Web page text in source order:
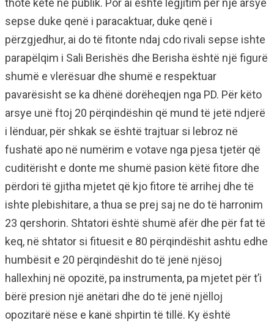
thotë këtë në publik. Por ai është legjitim për një arsye
sepse duke qenë i paracaktuar, duke qenë i
përzgjedhur, ai do të fitonte ndaj cdo rivali sepse ishte
parapëlqim i Sali Berishës dhe Berisha është një figurë
shumë e vlerësuar dhe shumë e respektuar
pavarësisht se ka dhënë dorëheqjen nga PD. Për këto
arsye unë ftoj 20 përqindëshin që mund të jetë ndjerë
i lënduar, për shkak se është trajtuar si lebroz në
fushatë apo në numërim e votave nga pjesa tjetër që
cuditërisht e donte me shumë pasion këtë fitore dhe
përdori të gjitha mjetet që kjo fitore të arrihej dhe të
ishte plebishitare, a thua se prej saj ne do të harronim
23 qershorin. Shtatori është shumë afër dhe për fat të
keq, në shtator si fituesit e 80 përqindëshit ashtu edhe
humbësit e 20 përqindëshit do të jenë njësoj
hallexhinj në opozitë, pa instrumenta, pa mjetet për t’i
bërë presion një anëtari dhe do të jenë njëlloj
opozitarë nëse e kanë shpirtin të tillë. Ky është